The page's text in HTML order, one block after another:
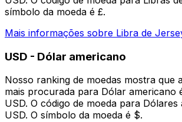
símbolo da moeda é £.
Mais informações sobre Libra de
USD - Dólar americano
Nosso ranking de moedas mostra que
mais procurada para Dólar americano
USD. O código de moeda para Dólares
USD. O símbolo da moeda é $.